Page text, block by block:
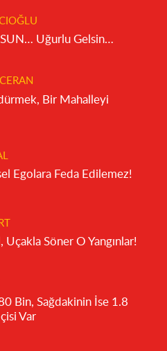
HAYIRLI OLSUN… Uğurlu Gelsin…
Bir Mahalleyi
Egolara Feda Edilemez!
Uçakla Söner O Yangınlar!
Bin, Sağdakinin İse 1.8
Var